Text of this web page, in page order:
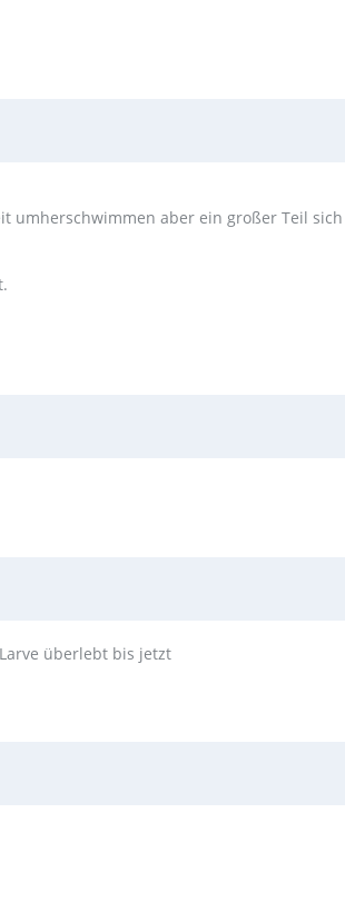
umherschwimmen aber ein großer Teil
überlebt bis jetzt